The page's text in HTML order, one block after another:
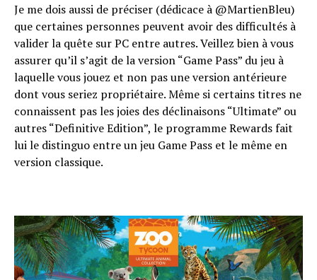
Je me dois aussi de préciser (dédicace à @MartienBleu)
que certaines personnes peuvent avoir des difficultés à
valider la quête sur PC entre autres. Veillez bien à vous
assurer qu’il s’agit de la version “Game Pass” du jeu à
laquelle vous jouez et non pas une version antérieure
dont vous seriez propriétaire. Même si certains titres ne
connaissent pas les joies des déclinaisons “Ultimate” ou
autres “Definitive Edition”, le programme Rewards fait
lui le distinguo entre un jeu Game Pass et le même en
version classique.